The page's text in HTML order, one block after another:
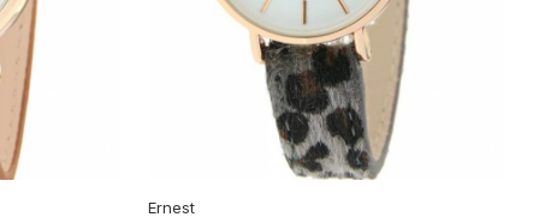
Ernest